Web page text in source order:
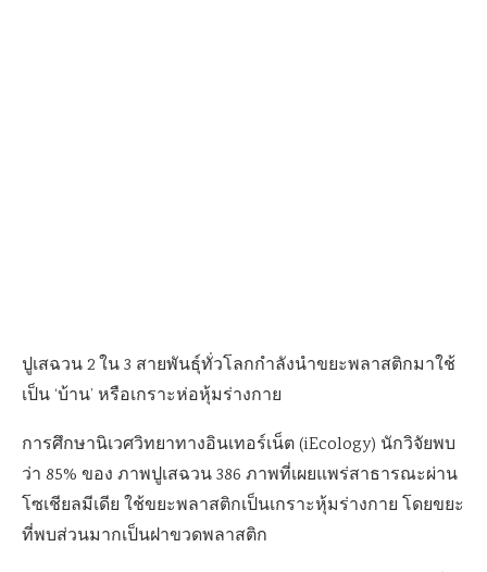
ปูเสฉวน 2 ใน 3 สายพันธุ์ทั่วโลกกำลังนำขยะพลาสติกมาใช้
เป็น ‘บ้าน’ หรือเกราะห่อหุ้มร่างกาย
การศึกษานิเวศวิทยาทางอินเทอร์เน็ต (iEcology) นักวิจัยพบ
ว่า 85% ของ ภาพปูเสฉวน 386 ภาพที่เผยแพร่สาธารณะผ่าน
โซเชียลมีเดีย ใช้ขยะพลาสติกเป็นเกราะหุ้มร่างกาย โดยขยะ
ที่พบส่วนมากเป็นฝาขวดพลาสติก